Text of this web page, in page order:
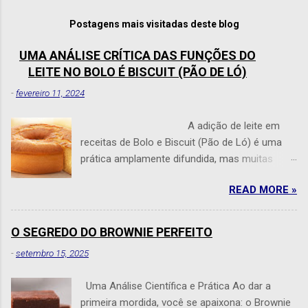
r
u
m
o
e
n
t
r
Postagens mais visitadas deste blog
UMA ANÁLISE CRÍTICA DAS FUNÇÕES DO
LEITE NO BOLO É BISCUIT (PÃO DE LÓ)
- fevereiro 11, 2024
A adição de leite em
receitas de Bolo e Biscuit (Pão de Ló) é uma
prática amplamente difundida, mas muitas
sentido em um bolo? Você às vezes se faz
perguntas como essa? Esta pergunta leva a
uma análise aprofundada do papel do leite na
produção de bolos e Biscuit (pão de ló). O leite
traz várias propriedades que podem influenciar
sendo que seu efeito em pequenas
READ MORE »
O SEGREDO DO BROWNIE PERFEITO
-setembro 15, 2025
Uma Análise Científica e Prática Ao dar a
primeira mordida, você se apaixona: o Brownie